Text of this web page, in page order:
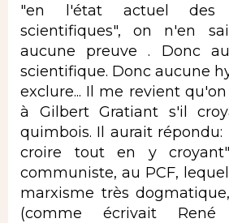
"en l'état actuel des
scientifiques", on n'en
aucune preuve . Donc
scientifique. Donc aucune
exclure... Il me revient
à Gilbert Gratiant s'il
quimbois. Il aurait répondu:
croire tout en y
communiste, au PCF,
marxisme très
(comme écrivait